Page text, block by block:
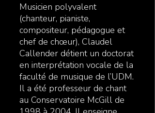
Musicien polyvalent
(chanteur, pianiste,
compositeur, pédagogue et
chef de chœur), Claudel
Callender détient un doctorat
en interprétation vocale de la
faculté de musique de l’UDM.
Il a été professeur de chant
au Conservatoire McGill de